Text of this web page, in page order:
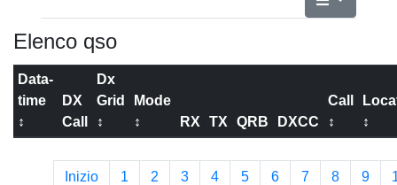
Elenco qso
Data-
time
↕
DX
Call
Dx
Grid
↕
Mode
↕
RX TX QRB DXCC
Call
↕
↕
Inizio 1 2 3 4 5 6 7 8 9